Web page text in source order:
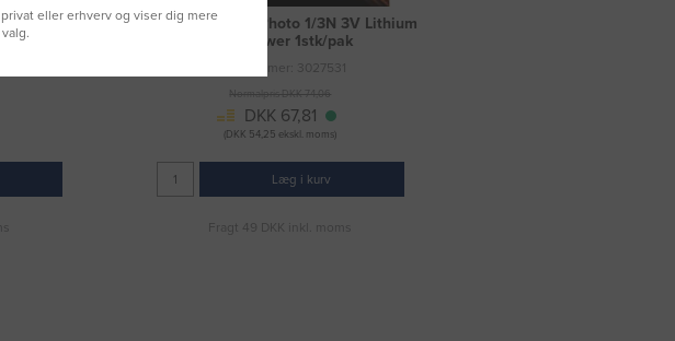
Oxide
Batteri Duracell Photo 1/3N 3V Lithium
High Power 1stk/pak
Varenummer: 3027531
Normalpris DKK 74,06
DKK 67,81
(DKK 54,25 ekskl. moms)
Læg i kurv
Fragt 49 DKK inkl. moms
eller erhverv og viser dig mere